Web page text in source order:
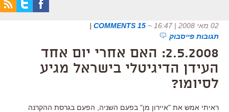
02 מאי 2008 | 16:47 ~
15 COMMENTS
|
תגובות פייסבוק
2.5.2008: האם אחרי יום אחד
העידן הדיגיטלי בישראל מגיע
לסיומו?
ראיתי אמש את "איירון מן" בפעם השניה, הפעם בגרסת ההקרנה